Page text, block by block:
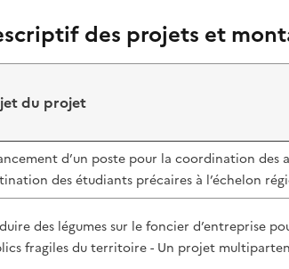
des projets et
du projet
d’un poste pour la coordination des
des étudiants précaires à l’échelon
des légumes sur le foncier d’entreprise
fragiles du territoire - Un projet